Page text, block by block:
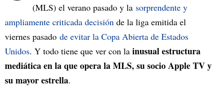
(MLS) el verano pasado y la sorprendente y
ampliamente criticada decisión de la liga emitida el
viernes pasado de evitar la Copa Abierta de Estados
Unidos. Y todo tiene que ver con la inusual estructura
mediática en la que opera la MLS, su socio Apple TV y
su mayor estrella.